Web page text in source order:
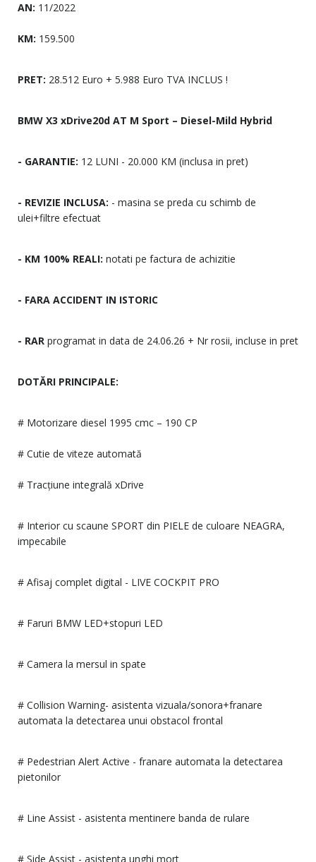
AN: 11/2022
KM: 159.500
PRET: 28.512 Euro + 5.988 Euro TVA INCLUS !
BMW X3 xDrive20d AT M Sport – Diesel-Mild Hybrid
- GARANTIE: 12 LUNI - 20.000 KM (inclusa in pret)
- REVIZIE INCLUSA: - masina se preda cu schimb de
ulei+filtre efectuat
- KM 100% REALI: notati pe factura de achizitie
- FARA ACCIDENT IN ISTORIC
- RAR programat in data de 24.06.26 + Nr rosii, incluse in pret
DOTĂRI PRINCIPALE:
# Motorizare diesel 1995 cmc – 190 CP
# Cutie de viteze automată
# Tracțiune integrală xDrive
# Interior cu scaune SPORT din PIELE de culoare NEAGRA,
impecabile
# Afisaj complet digital - LIVE COCKPIT PRO
# Faruri BMW LED+stopuri LED
# Camera la mersul in spate
# Collision Warning- asistenta vizuala/sonora+franare
automata la detectarea unui obstacol frontal
# Pedestrian Alert Active - franare automata la detectarea
pietonilor
# Line Assist - asistenta mentinere banda de rulare
# Side Assist - asistenta unghi mort